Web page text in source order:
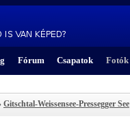
Fórum Csapatok Fotók
Gitschtal-Weissensee-Pressegger See